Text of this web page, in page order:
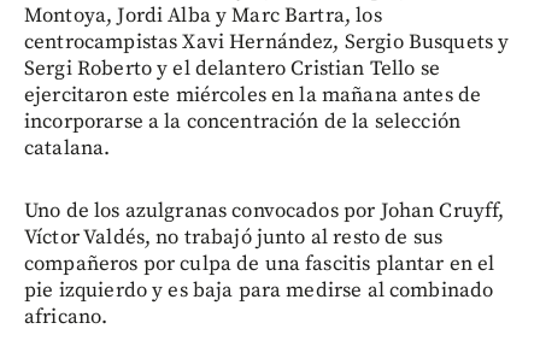
Montoya, Jordi Alba y Marc Bartra, los
centrocampistas Xavi Hernández, Sergio Busquets y
Sergi Roberto y el delantero Cristian Tello se
ejercitaron este miércoles en la mañana antes de
incorporarse a la concentración de la selección
catalana.
Uno de los azulgranas convocados por Johan Cruyff,
Víctor Valdés, no trabajó junto al resto de sus
compañeros por culpa de una fascitis plantar en el
pie izquierdo y es baja para medirse al combinado
africano.